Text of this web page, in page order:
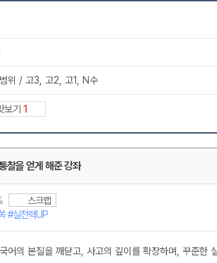
위 / 고3, 고2, 고1, N수
보기 1
찰을 얻게 해준 강좌
스크랩
#실전력UP
어의 본질을 깨닫고, 사고의 깊이를 확장하며, 꾸준한